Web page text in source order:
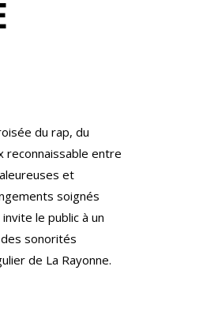
du rap, du
reconnaissable entre
et
soignés
le public à un
sonorités
de La Rayonne.